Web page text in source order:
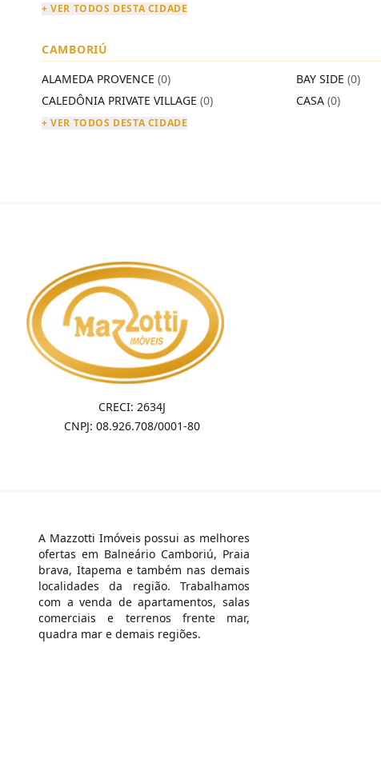
+ VER TODOS DESTA CIDADE
CAMBORIÚ
ALAMEDA PROVENCE (0) BAY SIDE (0)
CALEDÔNIA PRIVATE VILLAGE (0) CASA (0)
+ VER TODOS DESTA CIDADE
CRECI: 2634J
CNPJ: 08.926.708/0001-80
A Mazzotti Imóveis possui as melhores
ofertas em Balneário Camboriú, Praia
brava, Itapema e também nas demais
localidades da região. Trabalhamos
com a venda de apartamentos, salas
comerciais e terrenos frente mar,
quadra mar e demais regiões.